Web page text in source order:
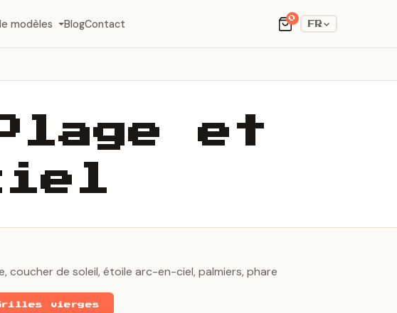
modèles BlogContact
0
FR
et
coucher de soleil, étoile arc-en-ciel, palmiers, phare
vierges